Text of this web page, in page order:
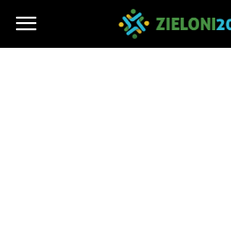
Zieloni2004.pl